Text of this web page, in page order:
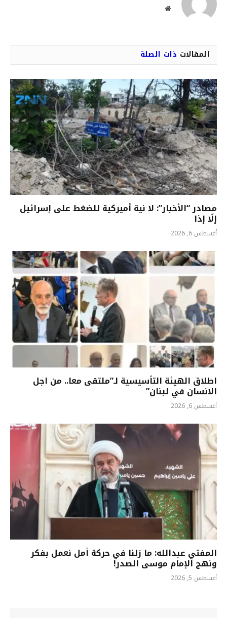
موقع
المقالات ذات الصلة
مصادر “الأخبار”: لا نية أميركية للضغط على إسرائيل
إلّا إذا
أغسطس 6, 2026
اطلاق الهيئة التأسيسية لـ”ملتقى معا.. من اجل
الانسان في لبنان”
أغسطس 6, 2026
المفتي عبدالله: ما زلنا في حركة أمل نعمل بفكر
ونهج الإمام موسى الصدر!
أغسطس 5, 2026